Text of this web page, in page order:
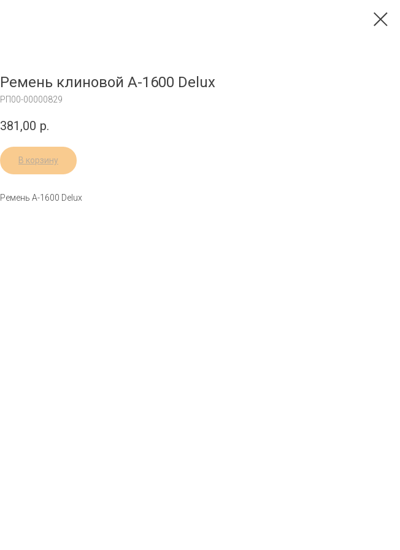
Ремень клиновой А-1600 Delux
РП00-00000829
381,00 р.
В корзину
Ремень А-1600 Delux